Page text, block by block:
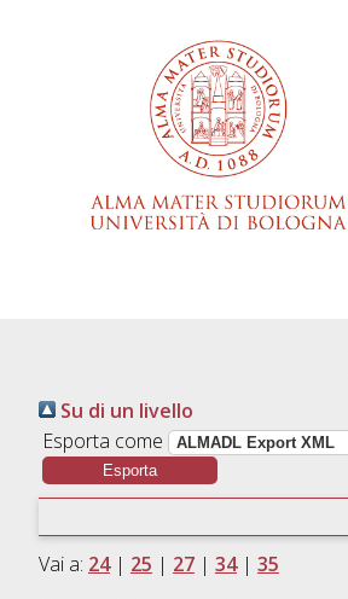
Su di un livello
Esporta come
Vai a: 24| 25 | 27| 34| 35